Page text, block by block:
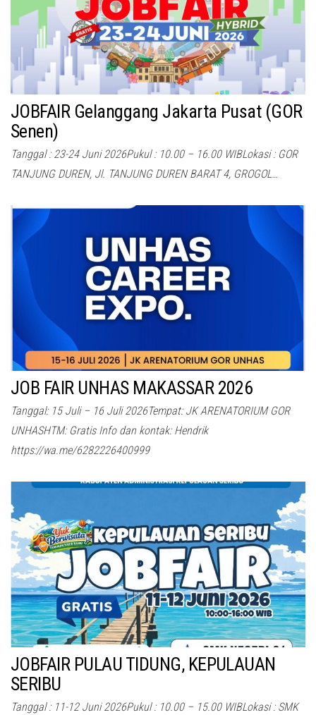
JOBFAIR Gelanggang Jakarta Pusat (GOR
Senen)
Tanggal : 23-24 Juni 2026Pukul : 10.00 – 16.00 WIBLokasi : GOR
TANJUNG DUREN, Jl. TANJUNG DUREN BARAT 4, GROGOL…
JOB FAIR UNHAS MAKASSAR 2026
Tanggal: 15 Juli – 16 Juli 2026Tempat: JK ARENATORIUM GOR
UNHASHTM: Gratis Info dan kontak: Hendrik
https://wa.me/6282226400999
JOBFAIR PULAU TIDUNG, KEPULAUAN
SERIBU
Tanggal : 11-12 Juni 2026Pukul : 10.00 – 15.00 WIBLokasi : SMK